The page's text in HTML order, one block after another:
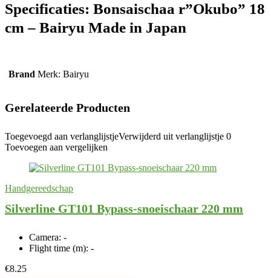
Specificaties: Bonsaischaa r”Okubo” 18
cm – Bairyu Made in Japan
Brand Merk: Bairyu
Gerelateerde Producten
Toegevoegd aan verlanglijstjeVerwijderd uit verlanglijstje 0
Toevoegen aan vergelijken
Handgereedschap
Silverline GT101 Bypass-snoeischaar 220 mm
Camera: -
Flight time (m): -
€8.25